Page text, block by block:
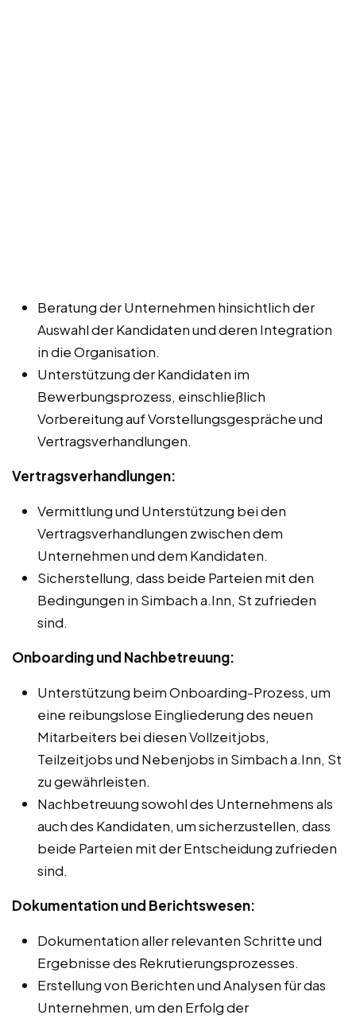
Beratung der Unternehmen hinsichtlich der
Auswahl der Kandidaten und deren Integration
in die Organisation.
Unterstützung der Kandidaten im
Bewerbungsprozess, einschließlich
Vorbereitung auf Vorstellungsgespräche und
Vertragsverhandlungen.
Vertragsverhandlungen:
Vermittlung und Unterstützung bei den
Vertragsverhandlungen zwischen dem
Unternehmen und dem Kandidaten.
Sicherstellung, dass beide Parteien mit den
Bedingungen in Simbach a.Inn, St zufrieden
sind.
Onboarding und Nachbetreuung:
Unterstützung beim Onboarding-Prozess, um
eine reibungslose Eingliederung des neuen
Mitarbeiters bei diesen Vollzeitjobs,
Teilzeitjobs und Nebenjobs in Simbach a.Inn, St
zu gewährleisten.
Nachbetreuung sowohl des Unternehmens als
auch des Kandidaten, um sicherzustellen, dass
beide Parteien mit der Entscheidung zufrieden
sind.
Dokumentation und Berichtswesen:
Dokumentation aller relevanten Schritte und
Ergebnisse des Rekrutierungsprozesses.
Erstellung von Berichten und Analysen für das
Unternehmen, um den Erfolg der